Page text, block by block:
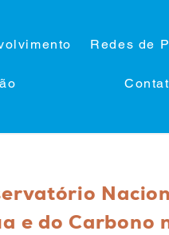
Redes de
e do Carbono